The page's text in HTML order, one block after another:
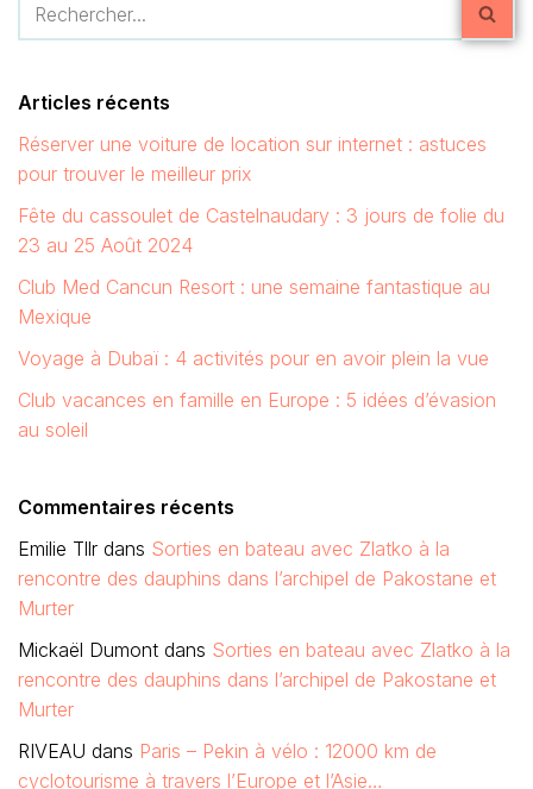
Articles récents
Réserver une voiture de location sur internet : astuces
pour trouver le meilleur prix
Fête du cassoulet de Castelnaudary : 3 jours de folie du
23 au 25 Août 2024
Club Med Cancun Resort : une semaine fantastique au
Mexique
Voyage à Dubaï : 4 activités pour en avoir plein la vue
Club vacances en famille en Europe : 5 idées d’évasion
au soleil
Commentaires récents
Emilie Tllr dans Sorties en bateau avec Zlatko à la
rencontre des dauphins dans l’archipel de Pakostane et
Murter
Mickaël Dumont dans Sorties en bateau avec Zlatko à la
rencontre des dauphins dans l’archipel de Pakostane et
Murter
RIVEAU dans Paris – Pekin à vélo : 12000 km de
cyclotourisme à travers l’Europe et l’Asie…